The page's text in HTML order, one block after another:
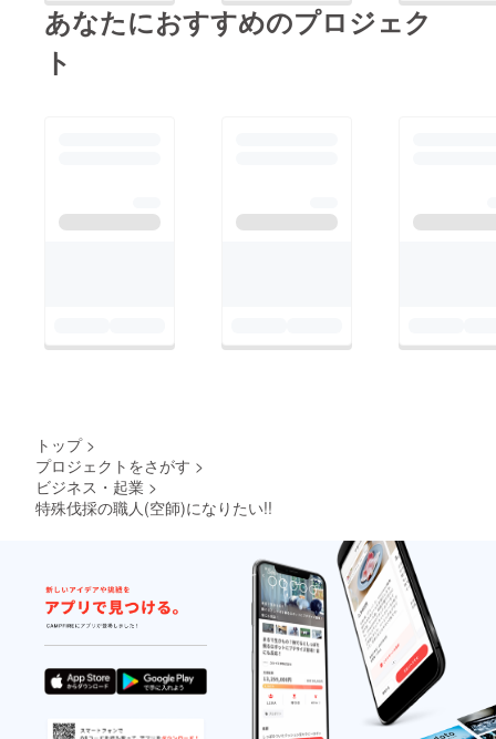
あなたにおすすめのプロジェク
ト
トップ >
プロジェクトをさがす >
ビジネス・起業 >
特殊伐採の職人(空師)になりたい!!